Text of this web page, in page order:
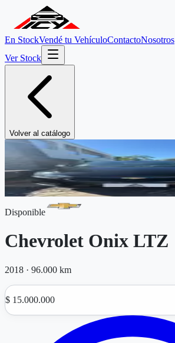
En StockVendé tu VehículoContactoNosotros
Ver Stock
Volver al catálogo
Disponible
Chevrolet Onix LTZ
2018 · 96.000 km
$ 15.000.000